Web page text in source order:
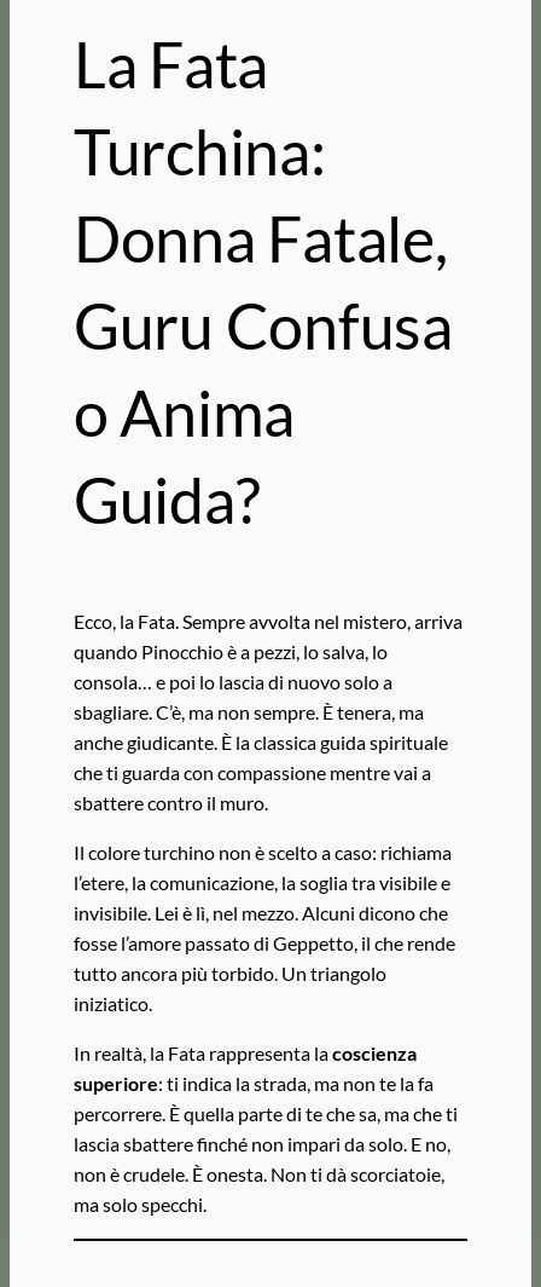
La Fata
Turchina:
Donna Fatale,
Guru Confusa
o Anima
Guida?
Ecco, la Fata. Sempre avvolta nel mistero, arriva
quando Pinocchio è a pezzi, lo salva, lo
consola… e poi lo lascia di nuovo solo a
sbagliare. C’è, ma non sempre. È tenera, ma
anche giudicante. È la classica guida spirituale
che ti guarda con compassione mentre vai a
sbattere contro il muro.
Il colore turchino non è scelto a caso: richiama
l’etere, la comunicazione, la soglia tra visibile e
invisibile. Lei è lì, nel mezzo. Alcuni dicono che
fosse l’amore passato di Geppetto, il che rende
tutto ancora più torbido. Un triangolo
iniziatico.
In realtà, la Fata rappresenta lacoscienza
superiore: ti indica la strada, ma non te la fa
percorrere. È quella parte di te che sa, ma che ti
lascia sbattere finché non impari da solo. E no,
non è crudele. È onesta. Non ti dà scorciatoie,
ma solo specchi.